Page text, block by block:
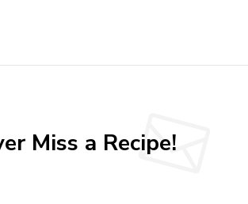
Miss a Recipe!